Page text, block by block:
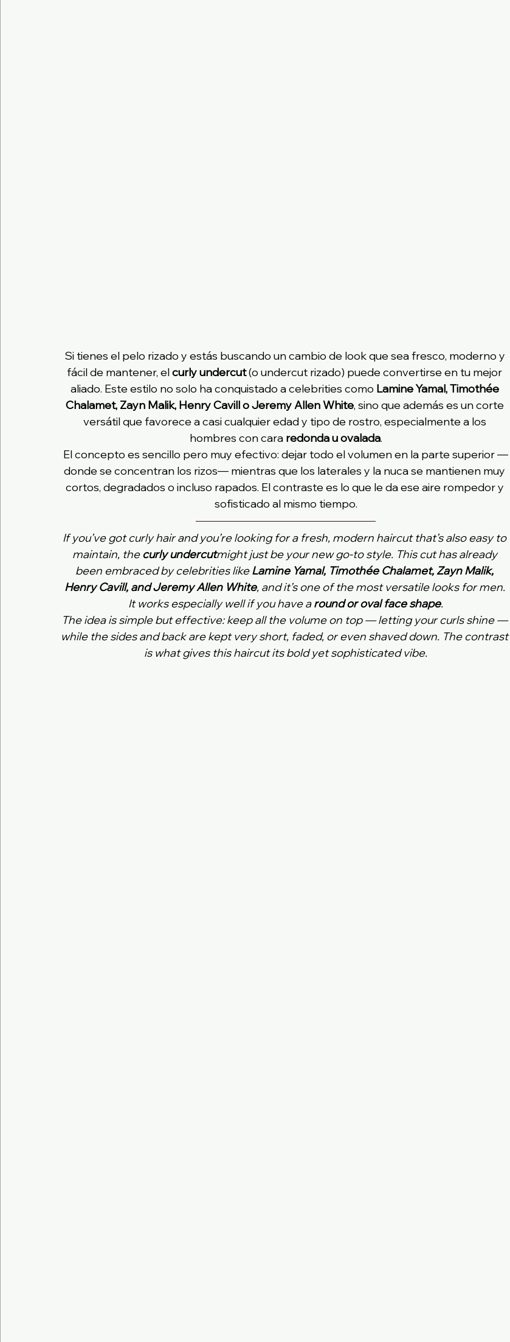
Si tienes el pelo rizado y estás buscando un cambio de look que sea fresco, moderno y
fácil de mantener, el curly undercut (o undercut rizado) puede convertirse en tu mejor
aliado. Este estilo no solo ha conquistado a celebrities como Lamine Yamal, Timothée
Chalamet, Zayn Malik, Henry Cavill o Jeremy Allen White, sino que además es un corte
versátil que favorece a casi cualquier edad y tipo de rostro, especialmente a los
hombres con cara redonda u ovalada.
El concepto es sencillo pero muy efectivo: dejar todo el volumen en la parte superior —
donde se concentran los rizos— mientras que los laterales y la nuca se mantienen muy
cortos, degradados o incluso rapados. El contraste es lo que le da ese aire rompedor y
sofisticado al mismo tiempo.
If you’ve got curly hair and you’re looking for a fresh, modern haircut that’s also easy to
maintain, the curly undercutmight just be your new go-to style. This cut has already
been embraced by celebrities like Lamine Yamal, Timothée Chalamet, Zayn Malik,
Henry Cavill, and Jeremy Allen White, and it’s one of the most versatile looks for men.
It works especially well if you have a round or oval face shape.
The idea is simple but effective: keep all the volume on top — letting your curls shine —
while the sides and back are kept very short, faded, or even shaved down. The contrast
is what gives this haircut its bold yet sophisticated vibe.